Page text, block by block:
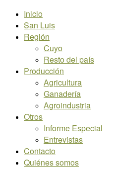
Inicio
San Luis
Región
Cuyo
Resto del país
Producción
Agricultura
Ganadería
Agroindustria
Otros
Informe Especial
Entrevistas
Contacto
Quiénes somos